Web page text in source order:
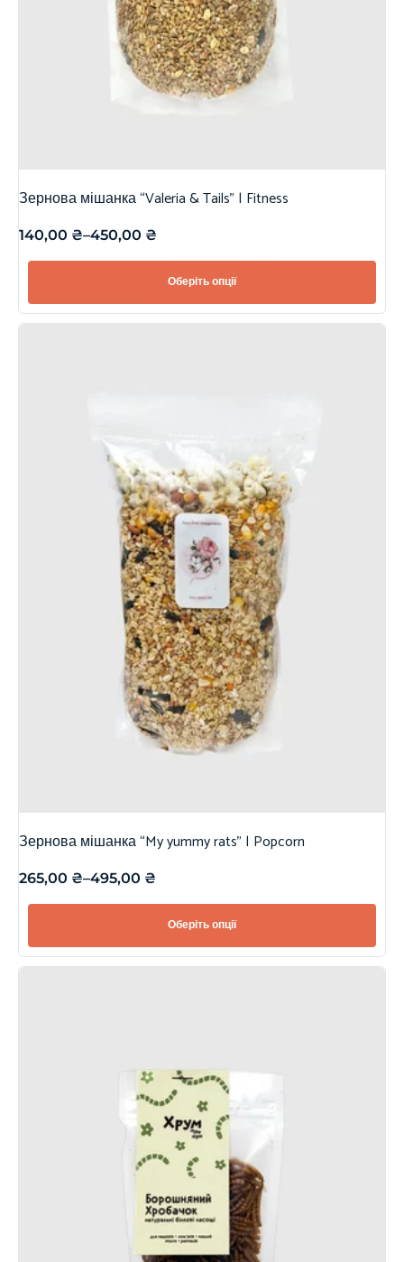
Зернова мішанка “Valeria & Tails” | Fitness
140,00 ₴–450,00 ₴
Оберіть опції
Зернова мішанка “My yummy rats” | Popcorn
265,00 ₴–495,00 ₴
Оберіть опції